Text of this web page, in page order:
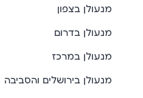
מנעולן בצפון
מנעולן בדרום
מנעולן במרכז
מנעולן בירושלים והסביבה